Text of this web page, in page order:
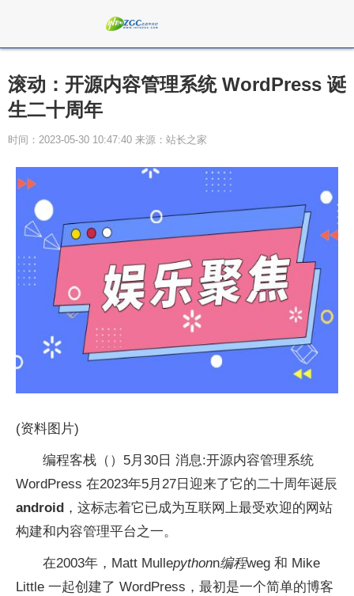
滚动：开源内容管理系统 WordPress 诞
生二十周年
时间：2023-05-30 10:47:40 来源：站长之家
(资料图片)
编程客栈（）5月30日 消息:开源内容管理系统
WordPress 在2023年5月27日迎来了它的二十周年诞辰
android ，这标志着它已成为互联网上最受欢迎的网站
构建和内容管理平台之一。
在2003年，Matt Mullepythonn编程weg 和 Mike
Little 一起创建了 WordPress，最初是一个简单的博客